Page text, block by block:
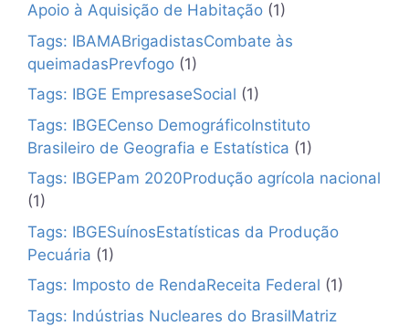
Apoio à Aquisição de Habitação (1)
Tags: IBAMABrigadistasCombate às
queimadasPrevfogo (1)
Tags: IBGE EmpresaseSocial (1)
Tags: IBGECenso DemográficoInstituto
Brasileiro de Geografia e Estatística (1)
Tags: IBGEPam 2020Produção agrícola nacional
(1)
Tags: IBGESuínosEstatísticas da Produção
Pecuária (1)
Tags: Imposto de RendaReceita Federal (1)
Tags: Indústrias Nucleares do BrasilMatriz